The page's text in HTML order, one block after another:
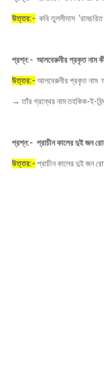
উত্তর:- কবি তুলসীদাস
প্রশ্ন:- আলবেরুনীর প্রকৃত নাম
উত্তর:- আলবেরুনীর প্রকৃত নাম
→ তাঁর গ্রন্থের নাম তহকিক-ই-
প্রশ্ন:- প্রাচীন কালের দুই জন
উত্তর:- প্রাচীন কালের দুই জন